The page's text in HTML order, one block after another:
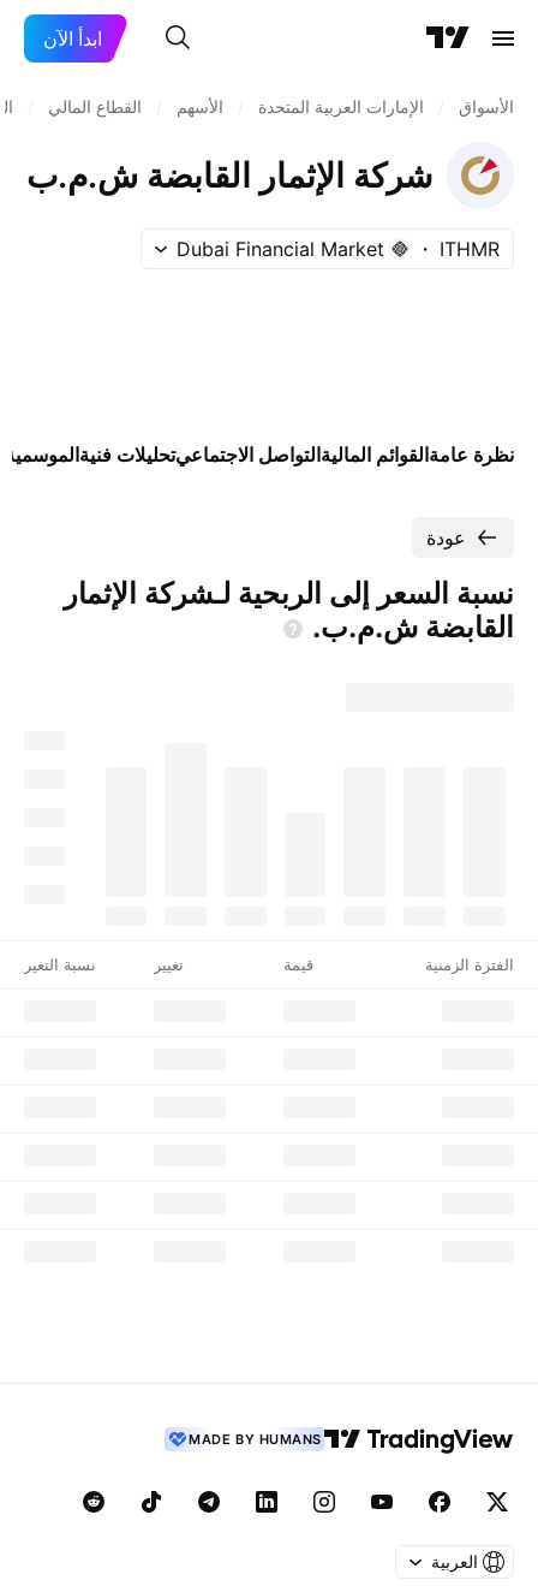
ابدأ الآن
الأسواق الإمارات العربية المتحدة الأسهم القطاع المالي
شركة الإثمار القابضة ش.م.ب
ITHMR
Dubai Financial Market
نظرة عامةالقوائم الماليةالتواصل الاجتماعيتحليلات فنيةالموسمية
عودة
نسبة السعر إلى الربحية لـ‎شركة الإثمار
القابضة ش.م.ب‎.
الفترة الزمنية قيمة تغيير نسبة التغير
MADE BY HUMANS
العربية